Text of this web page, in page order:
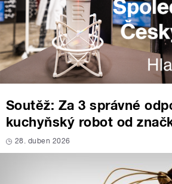
Soutěž: Za 3 správné
kuchyňský robot od
28. duben 2026